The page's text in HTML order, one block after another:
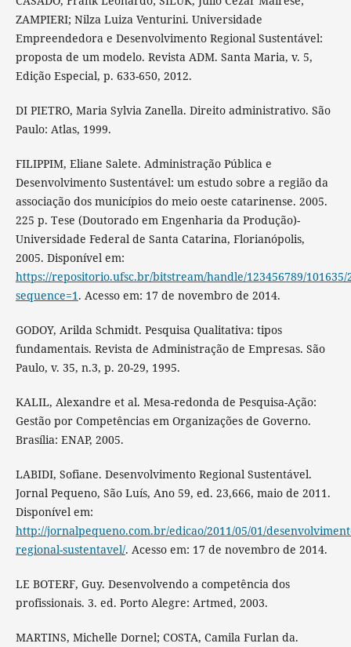
ZAMPIERI; Nilza Luiza Venturini. Universidade
Empreendedora e Desenvolvimento Regional Sustentável:
proposta de um modelo. Revista ADM. Santa Maria, v. 5,
Edição Especial, p. 633-650, 2012.
DI PIETRO, Maria Sylvia Zanella. Direito administrativo. São
Paulo: Atlas, 1999.
FILIPPIM, Eliane Salete. Administração Pública e
Desenvolvimento Sustentável: um estudo sobre a região da
associação dos municípios do meio oeste catarinense. 2005.
225 p. Tese (Doutorado em Engenharia da Produção)-
Universidade Federal de Santa Catarina, Florianópolis,
2005. Disponível em:
https://repositorio.ufsc.br/bitstream/handle/123456789/101635/
sequence=1. Acesso em: 17 de novembro de 2014.
GODOY, Arilda Schmidt. Pesquisa Qualitativa: tipos
fundamentais. Revista de Administração de Empresas. São
Paulo, v. 35, n.3, p. 20-29, 1995.
KALIL, Alexandre et al. Mesa-redonda de Pesquisa-Ação:
Gestão por Competências em Organizações de Governo.
Brasília: ENAP, 2005.
LABIDI, Sofiane. Desenvolvimento Regional Sustentável.
Jornal Pequeno, São Luís, Ano 59, ed. 23,666, maio de 2011.
Disponível em:
http://jornalpequeno.com.br/edicao/2011/05/01/
regional-sustentavel/. Acesso em: 17 de novembro de 2014.
LE BOTERF, Guy. Desenvolvendo a competência dos
profissionais. 3. ed. Porto Alegre: Artmed, 2003.
MARTINS, Michelle Dornel; COSTA, Camila Furlan da.